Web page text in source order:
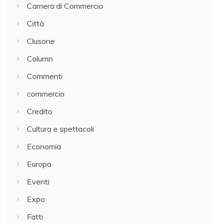
Camera di Commercio
Città
Clusone
Column
Commenti
commercio
Credito
Cultura e spettacoli
Economia
Europa
Eventi
Expo
Fatti